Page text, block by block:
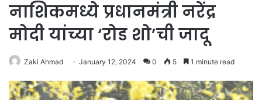
नाशिकमध्ये प्रधानमंत्री नरेंद्र
मोदी यांच्या ‘रोड शो’ची जादू
Zaki Ahmad January 12, 2024 0 5 1 minute read